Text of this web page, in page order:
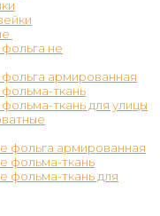
не
армированная
ткань
ткань для улицы
фольга армированная
фольма-ткань
фольма-ткань для